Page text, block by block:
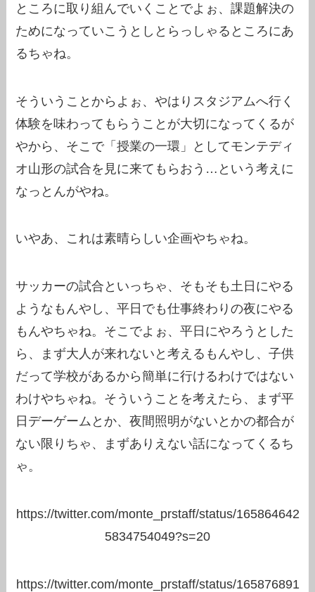
ところに取り組んでいくことでよぉ、課題解決の
ためになっていこうとしとらっしゃるところにあ
るちゃね。
そういうことからよぉ、やはりスタジアムへ行く
体験を味わってもらうことが大切になってくるが
やから、そこで「授業の一環」としてモンテディ
オ山形の試合を見に来てもらおう…という考えに
なっとんがやね。
いやあ、これは素晴らしい企画やちゃね。
サッカーの試合といっちゃ、そもそも土日にやる
ようなもんやし、平日でも仕事終わりの夜にやる
もんやちゃね。そこでよぉ、平日にやろうとした
ら、まず大人が来れないと考えるもんやし、子供
だって学校があるから簡単に行けるわけではない
わけやちゃね。そういうことを考えたら、まず平
日デーゲームとか、夜間照明がないとかの都合が
ない限りちゃ、まずありえない話になってくるち
ゃ。
https://twitter.com/monte_prstaff/status/165864642
5834754049?s=20
https://twitter.com/monte_prstaff/status/165876891